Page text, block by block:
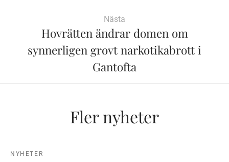
Nästa
Hovrätten ändrar domen om
synnerligen grovt narkotikabrott i
Gantofta
Fler nyheter
NYHETER